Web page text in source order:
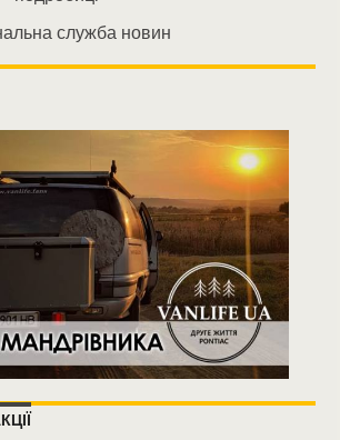
служба новин